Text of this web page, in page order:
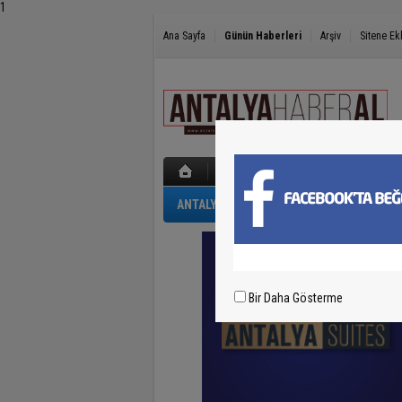
1
Ana Sayfa Günün Haberleri Arşiv Sitene
ANTALYA GÜNCEL POLİS-ADLİYE
Bir Daha Gösterme